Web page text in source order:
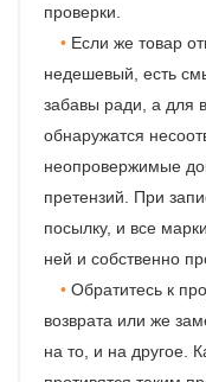
проверки.
Если же товар
недешевый, есть
забавы ради, а для
обнаружатся
неопровержимые
претензий. При
посылку, и все
ней и собственно
Обратитесь к
возврата или же
на то, и на другое.